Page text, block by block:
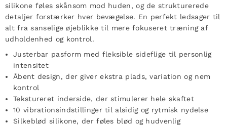
silikone føles skånsom mod huden, og de strukturerede
detaljer forstærker hver bevægelse. En perfekt ledsager til
alt fra sanselige øjeblikke til mere fokuseret træning af
udholdenhed og kontrol.
Justerbar pasform med fleksible sideflige til personlig
intensitet
Åbent design, der giver ekstra plads, variation og nem
kontrol
Tekstureret inderside, der stimulerer hele skaftet
10 vibrationsindstillinger til alsidig og rytmisk nydelse
Silkeblød silikone, der føles blød og hudvenlig